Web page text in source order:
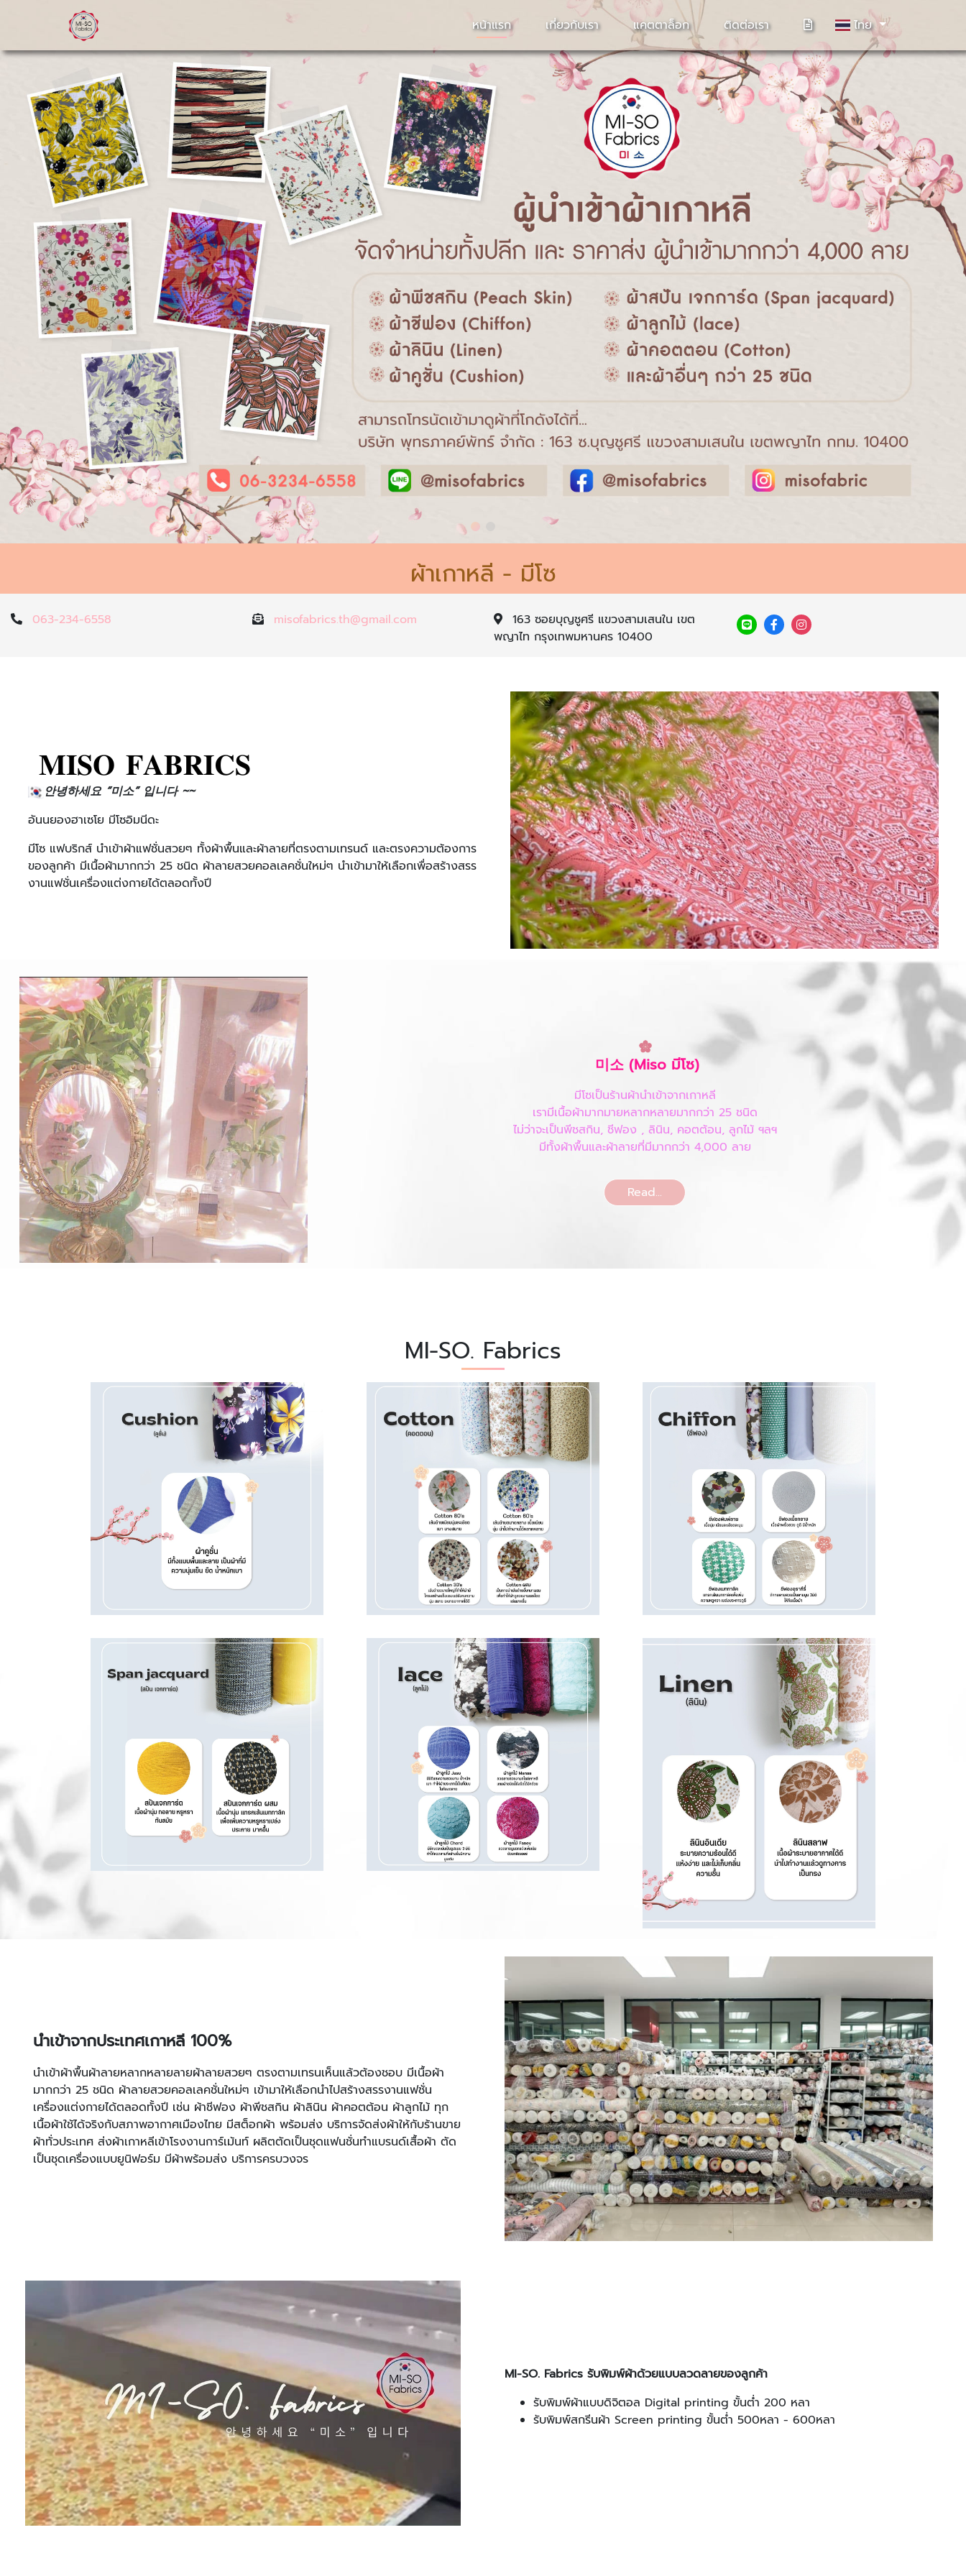
หน้าแรก เกี่ยวกับเรา แคตตาล็อก ติดต่อเรา ไทย
ผ้าเกาหลี - มีโซ
063-234-6558 misofabrics.th@gmail.com
163 ซอยบุญชูศรี แขวงสามเสนใน เขต
พญาไท กรุงเทพมหานคร 10400
𝐌𝐈𝐒𝐎 𝐅𝐀𝐁𝐑𝐈𝐂𝐒
안녕하세요 “미소” 입니다 ~~
อันนยองฮาเซโย มีโซอิมนีดะ
มีโซ แฟบริกส์ นำเข้าผ้าแฟชั่นสวยๆ ทั้งผ้าพื้นและผ้าลายที่ตรงตามเทรนด์ และตรงความต้องการ
ของลูกค้า มีเนื้อผ้ามากกว่า 25 ชนิด ผ้าลายสวยคอลเลคชั่นใหม่ๆ นำเข้ามาให้เลือกเพื่อสร้างสรร
งานแฟชั่นเครื่องแต่งกายได้ตลอดทั้งปี
미소 (Miso มีโซ)
มีโซเป็นร้านผ้านำเข้าจากเกาหลี
เรามีเนื้อผ้ามากมายหลากหลายมากกว่า 25 ชนิด
ไม่ว่าจะเป็นพีชสกิน, ชีฟอง , ลินิน, คอตต้อน, ลูกไม้ ฯลฯ
มีทั้งผ้าพื้นและผ้าลายที่มีมากกว่า 4,000 ลาย
Read...
MI-SO. Fabrics
นำเข้าจากประเทศเกาหลี 100%
นำเข้าผ้าพื้นผ้าลายหลากหลายลายผ้าลายสวยๆ ตรงตามเทรนเห็นแล้วต้องชอบ มีเนื้อผ้า
มากกว่า 25 ชนิด ผ้าลายสวยคอลเลคชั่นใหม่ๆ เข้ามาให้เลือกนำไปสร้างสรรงานแฟชั่น
เครื่องแต่งกายได้ตลอดทั้งปี เช่น ผ้าชีฟอง ผ้าพีชสกิน ผ้าลินิน ผ้าคอตต้อน ผ้าลูกไม้ ทุก
เนื้อผ้าใช้ได้จริงกับสภาพอากาศเมืองไทย มีสต็อกผ้า พร้อมส่ง บริการจัดส่งผ้าให้กับร้านขาย
ผ้าทั่วประเทศ ส่งผ้าเกาหลีเข้าโรงงานการ์เม้นท์ ผลิตตัดเป็นชุดแฟนชั่นทำแบรนด์เสื้อผ้า ตัด
เป็นชุดเครื่องแบบยูนิฟอร์ม มีผ้าพร้อมส่ง บริการครบวงจร
MI-SO. Fabrics รับพิมพ์ผ้าด้วยแบบลวดลายของลูกค้า
รับพิมพ์ผ้าแบบดิจิตอล Digital printing ขั้นต่ำ 200 หลา
รับพิมพ์สกรีนผ้า Screen printing ขั้นต่ำ 500หลา - 600หลา